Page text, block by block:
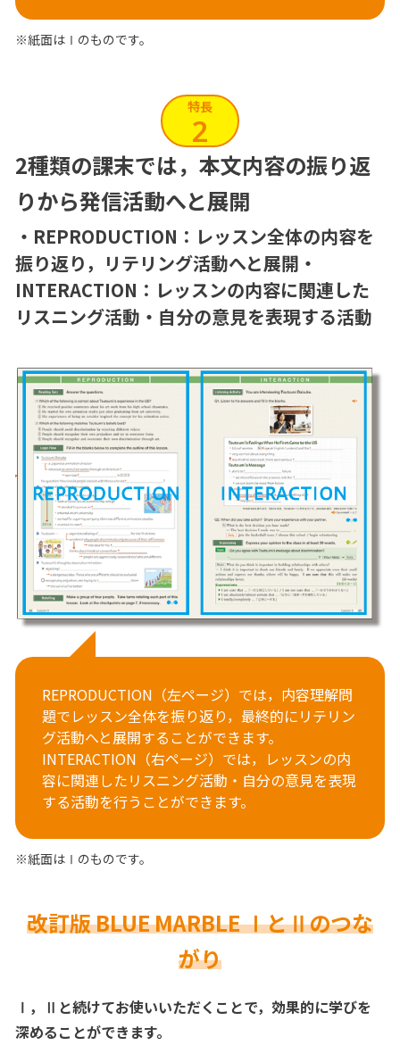
※紙面はⅠのものです。
特長
2
2種類の課末では， 本文内容の振り返
りから発信活動へと展開
・REPRODUCTION：レッスン全体の内容を
振り返り，リテリング活動へと展開 ・
INTERACTION：レッスンの内容に関連した
リスニング活動・自分の意見を表現する活動
REPRODUCTION（左ページ）では，内容理解問
題でレッスン全体を振り返り，最終的にリテリン
グ活動へと展開することができます。
INTERACTION（右ページ）では，レッスンの内
容に関連したリスニング活動・自分の意見を表現
する活動を行うことができます。
※紙面はⅠのものです。
改訂版 BLUE MARBLE ⅠとⅡのつな
がり
Ⅰ，Ⅱと続けてお使いいただくことで，効果的に学びを
深めることができます。